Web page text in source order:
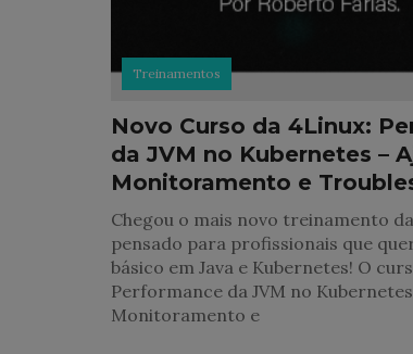
Treinamentos
Novo Curso da 4Linux:
da JVM no Kubernetes –
Monitoramento e
Chegou o mais novo treinamento
pensado para profissionais que
básico em Java e Kubernetes! O
Performance da JVM no Kubernetes:
Monitoramento e